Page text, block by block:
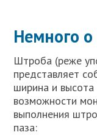
Немного
Штроба (реже
представляет
ширина и
возможности
выполнения
паза: